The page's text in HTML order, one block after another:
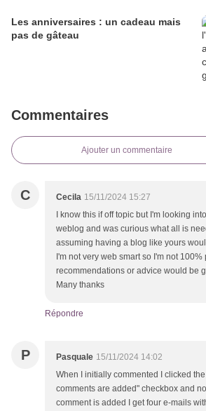
Les anniversaires : un cadeau mais
pas de gâteau
Commentaires
Ajouter un commentaire
C Cecila 15/11/2024 15:27
I know this if off topic but I'm looking
weblog and was curious what all is
assuming having a blog like yours
I'm not very web smart so I'm not 100%
recommendations or advice would be
Many thanks
Répondre
P Pasquale 15/11/2024 14:02
When I initially commented I clicked
comments are added" checkbox and
comment is added I get four e-mails